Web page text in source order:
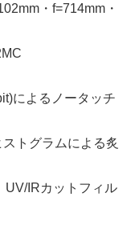
・f=714mm・
によるノータッチ
トグラムによる炙
UV/IRカットフィル